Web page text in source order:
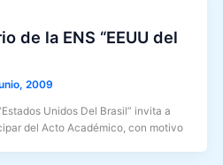
de la ENS “EEUU del
2009
Unidos Del Brasil” invita a
del Acto Académico, con motivo